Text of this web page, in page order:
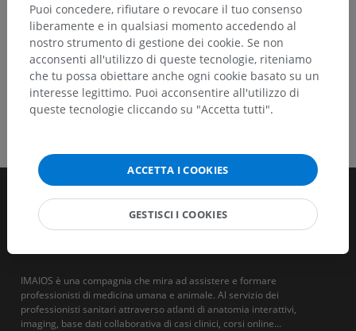
IMAIOS è una compagnia che mira ad assistere e formare
professionisti di medicina umana e animale. Al servizio dei
professionisti sanitari attraverso atlanti di anatomia interattivi,
imaging, base dati collaborativa di casi clinici, corsi online...
Puoi concedere, rifiutare o revocare il tuo consenso
liberamente e in qualsiasi momento accedendo al
nostro strumento di gestione dei cookie. Se non
acconsenti all'utilizzo di queste tecnologie, riteniamo
che tu possa obiettare anche ogni cookie basato su un
interesse legittimo. Puoi acconsentire all'utilizzo di
queste tecnologie cliccando su "Accetta tutti".
ACCETTA I COOKIES
GESTISCI I COOKIES